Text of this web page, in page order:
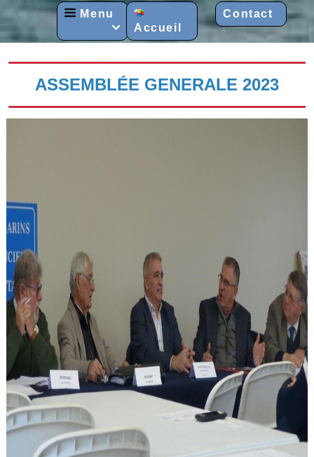
Menu
 Accueil
Contact
ASSEMBLÉE GENERALE 2023